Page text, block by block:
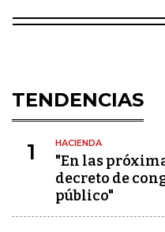
TENDENCIAS
1 HACIENDA
"En las
decreto de
público"